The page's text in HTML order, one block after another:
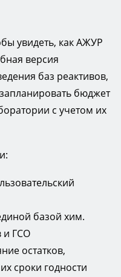
увидеть, как АЖУР
версия
баз реактивов,
бюджет
с учетом их
базой хим.
и ГСО
остатков,
сроки годности